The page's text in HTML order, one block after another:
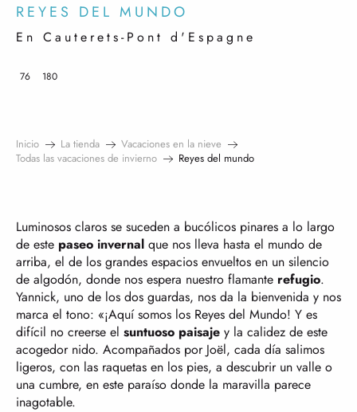
REYES DEL MUNDO
En Cauterets-Pont d'Espagne
76 180
Inicio La tienda
Vacaciones en la nieve
Todas las vacaciones de invierno
Reyes del mundo
Luminosos claros se suceden a bucólicos pinares a lo largo
de este paseo invernal que nos lleva hasta el mundo de
arriba, el de los grandes espacios envueltos en un silencio
de algodón, donde nos espera nuestro flamante refugio.
Yannick, uno de los dos guardas, nos da la bienvenida y nos
marca el tono: «¡Aquí somos los Reyes del Mundo! Y es
difícil no creerse el suntuoso paisaje y la calidez de este
acogedor nido. Acompañados por Joël, cada día salimos
ligeros, con las raquetas en los pies, a descubrir un valle o
una cumbre, en este paraíso donde la maravilla parece
inagotable.